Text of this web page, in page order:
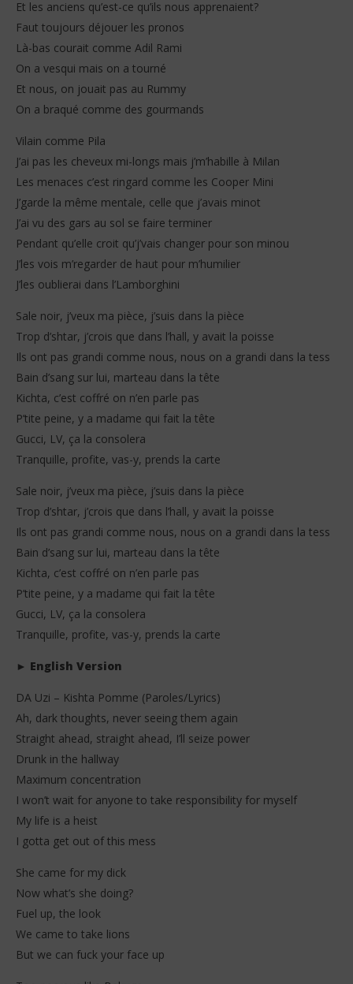
Et les anciens qu’est-ce qu’ils nous apprenaient?
Faut toujours déjouer les pronos
Là-bas courait comme Adil Rami
On a vesqui mais on a tourné
Et nous, on jouait pas au Rummy
On a braqué comme des gourmands
Vilain comme Pila
J’ai pas les cheveux mi-longs mais j’m’habille à Milan
Les menaces c’est ringard comme les Cooper Mini
J’garde la même mentale, celle que j’avais minot
J’ai vu des gars au sol se faire terminer
Pendant qu’elle croit qu’j’vais changer pour son minou
J’les vois m’regarder de haut pour m’humilier
J’les oublierai dans l’Lamborghini
Sale noir, j’veux ma pièce, j’suis dans la pièce
Trop d’shtar, j’crois que dans l’hall, y avait la poisse
Ils ont pas grandi comme nous, nous on a grandi dans la tess
Bain d’sang sur lui, marteau dans la tête
Kichta, c’est coffré on n’en parle pas
P’tite peine, y a madame qui fait la tête
Gucci, LV, ça la consolera
Tranquille, profite, vas-y, prends la carte
Sale noir, j’veux ma pièce, j’suis dans la pièce
Trop d’shtar, j’crois que dans l’hall, y avait la poisse
Ils ont pas grandi comme nous, nous on a grandi dans la tess
Bain d’sang sur lui, marteau dans la tête
Kichta, c’est coffré on n’en parle pas
P’tite peine, y a madame qui fait la tête
Gucci, LV, ça la consolera
Tranquille, profite, vas-y, prends la carte
► English Version
DA Uzi – Kishta Pomme (Paroles/Lyrics)
Ah, dark thoughts, never seeing them again
Straight ahead, straight ahead, I’ll seize power
Drunk in the hallway
Maximum concentration
I won’t wait for anyone to take responsibility for myself
My life is a heist
I gotta get out of this mess
She came for my dick
Now what’s she doing?
Fuel up, the look
We came to take lions
But we can fuck your face up